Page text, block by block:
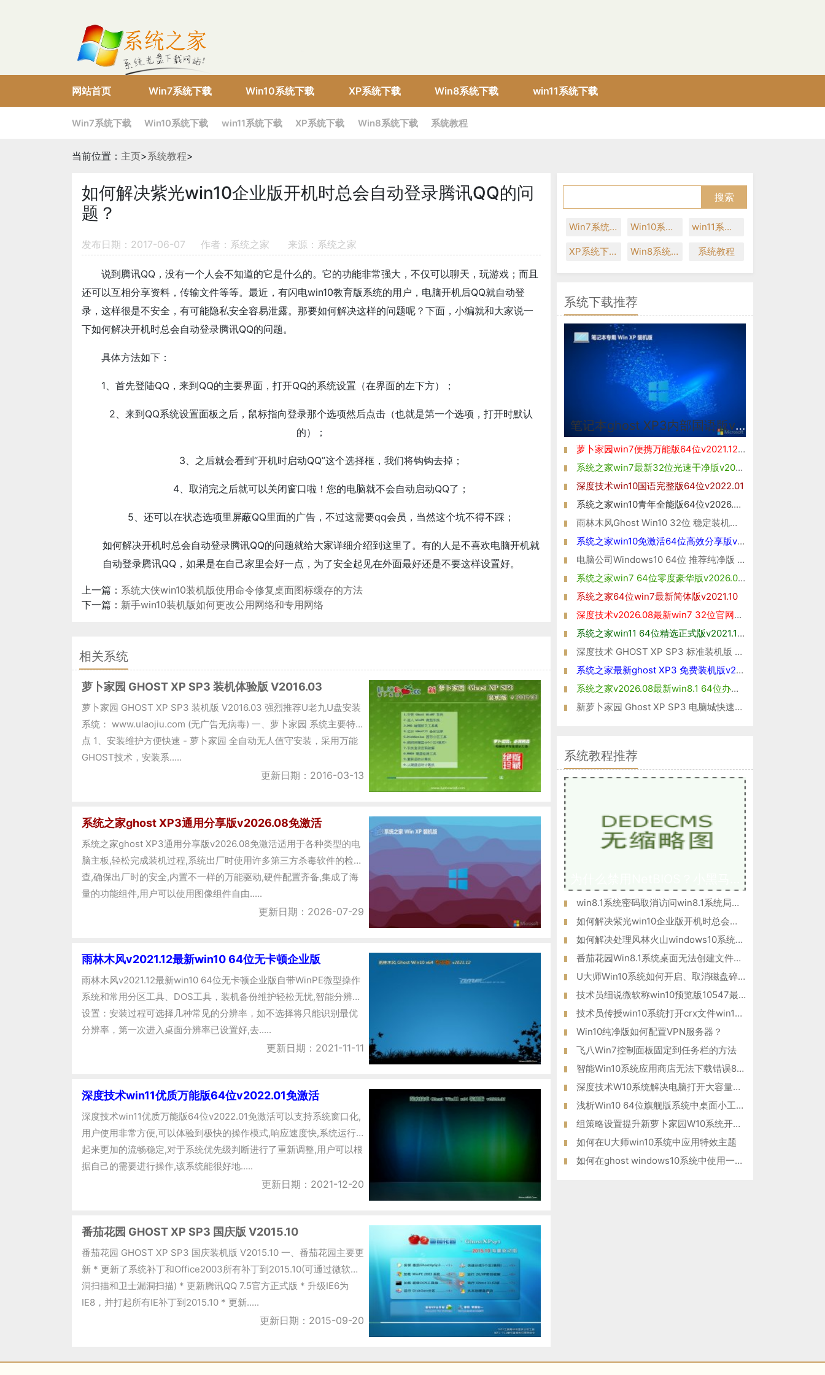
网站首页 Win7系统下载 Win10系统下载 XP系统下载 Win8系统下载 win11系统下载
Win7系统下载 Win10系统下载 win11系统下载 XP系统下载 Win8系统下载 系统教程
当前位置： 主页>系统教程>
如何解决紫光win10企业版开机时总会自动登录腾讯QQ的问
题？
发布日期：2017-06-07 作者：系统之家 来源：系统之家
说到腾讯QQ，没有一个人会不知道的它是什么的。它的功能非常强大，不仅可以聊天，玩游戏；而且
还可以互相分享资料，传输文件等等。最近，有闪电win10教育版系统的用户，电脑开机后QQ就自动登
录，这样很是不安全，有可能隐私安全容易泄露。那要如何解决这样的问题呢？下面，小编就和大家说一
下如何解决开机时总会自动登录腾讯QQ的问题。
具体方法如下：
1、首先登陆QQ，来到QQ的主要界面，打开QQ的系统设置（在界面的左下方）；
2、来到QQ系统设置面板之后，鼠标指向登录那个选项然后点击（也就是第一个选项，打开时默认
的）；
3、之后就会看到“开机时启动QQ”这个选择框，我们将钩钩去掉；
4、取消完之后就可以关闭窗口啦！您的电脑就不会自动启动QQ了；
5、还可以在状态选项里屏蔽QQ里面的广告，不过这需要qq会员，当然这个坑不得不踩；
如何解决开机时总会自动登录腾讯QQ的问题就给大家详细介绍到这里了。有的人是不喜欢电脑开机就
自动登录腾讯QQ，如果是在自己家里会好一点，为了安全起见在外面最好还是不要这样设置好。
上一篇： 系统大侠win10装机版使用命令修复桌面图标缓存的方法
下一篇： 新手win10装机版如何更改公用网络和专用网络
相关系统
萝卜家园 GHOST XP SP3 装机体验版 V2016.03
萝卜家园 GHOST XP SP3 装机版 V2016.03 强烈推荐U老九U盘安装
系统： www.ulaojiu.com (无广告无病毒) 一、萝卜家园 系统主要特
点 1、安装维护方便快速 - 萝卜家园 全自动无人值守安装，采用万能
GHOST技术，安装系.....
更新日期：2016-03-13
系统之家ghost XP3通用分享版v2026.08免激活
系统之家ghost XP3通用分享版v2026.08免激活适用于各种类型的电
脑主板,轻松完成装机过程,系统出厂时使用许多第三方杀毒软件的检
查,确保出厂时的安全,内置不一样的万能驱动,硬件配置齐备,集成了海
量的功能组件,用户可以使用图像组件自由.....
更新日期：2026-07-29
雨林木风v2021.12最新win10 64位无卡顿企业版
雨林木风v2021.12最新win10 64位无卡顿企业版自带WinPE微型操作
系统和常用分区工具、DOS工具，装机备份维护轻松无忧,智能分辨率
设置：安装过程可选择几种常见的分辨率，如不选择将只能识别最优
分辨率，第一次进入桌面分辨率已设置好,去.....
更新日期：2021-11-11
深度技术win11优质万能版64位v2022.01免激活
深度技术win11优质万能版64位v2022.01免激活可以支持系统窗口化,
用户使用非常方便,可以体验到极快的操作模式,响应速度快,系统运行
起来更加的流畅稳定,对于系统优先级判断进行了重新调整,用户可以根
据自己的需要进行操作,该系统能很好地.....
更新日期：2021-12-20
番茄花园 GHOST XP SP3 国庆版 V2015.10
番茄花园 GHOST XP SP3 国庆装机版 V2015.10 一、番茄花园主要更
新 * 更新了系统补丁和Office2003所有补丁到2015.10(可通过微软漏
洞扫描和卫士漏洞扫描) * 更新腾讯QQ 7.5官方正式版 * 升级IE6为
IE8，并打起所有IE补丁到2015.10 * 更新.....
更新日期：2015-09-20
Win7系统下载 Win10系统下载 win11系统下载
XP系统下载 Win8系统下载 系统教程
系统下载推荐
笔记本ghost XP3内部国语版v2026.08
萝卜家园win7便携万能版64位v2021.12免激活
系统之家win7最新32位光速干净版v2026.08
深度技术win10国语完整版64位v2022.01
系统之家win10青年全能版64位v2026.08免激活
雨林木风Ghost Win10 32位 稳定装机版 2021
系统之家win10免激活64位高效分享版v2021.10
电脑公司Windows10 64位 推荐纯净版 2021
系统之家win7 64位零度豪华版v2026.08免激活
系统之家64位win7最新简体版v2021.10
深度技术v2026.08最新win7 32位官网清爽版
系统之家win11 64位精选正式版v2021.10免激活
深度技术 GHOST XP SP3 标准装机版 V2016.05
系统之家最新ghost XP3 免费装机版v2026.08
系统之家v2026.08最新win8.1 64位办公娱乐版
新萝卜家园 Ghost XP SP3 电脑城快速装机版2014年11月版
系统教程推荐
win8.1系统密码取消访问win8.1系统局域网共享密码
如何解决紫光win10企业版开机时总会自动登录腾讯QQ的问题？
如何解决处理风林火山windows10系统电脑提示“驱动器中没有软盘
番茄花园Win8.1系统桌面无法创建文件夹的解决措施
U大师Win10系统如何开启、取消磁盘碎片整理计划任务
技术员细说微软称win10预览版10547最快将于9月19日推送的方法?
技术员传授win10系统打开crx文件win10系统打开crx文件的方法?
Win10纯净版如何配置VPN服务器？
飞八Win7控制面板固定到任务栏的方法
智能Win10系统应用商店无法下载错误80070057如何解决？
深度技术W10系统解决电脑打开大容量的word文件就会很慢问题
浅析Win10 64位旗舰版系统中桌面小工具的功能应用
组策略设置提升新萝卜家园W10系统开机速度的方法
如何在U大师win10系统中应用特效主题
如何在ghost windows10系统中使用一键共享功能？